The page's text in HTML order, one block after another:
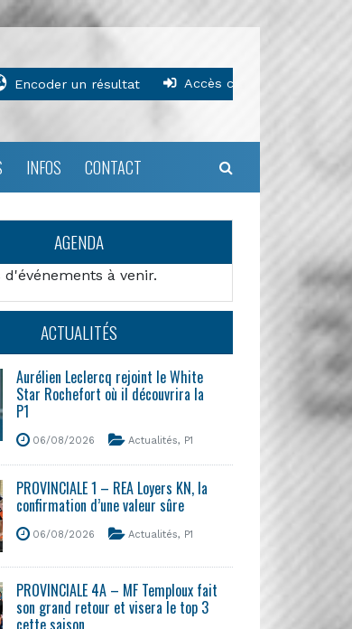
Encoder un résultat Accès clubs
INFOS CONTACT
AGENDA
d'événements à venir.
ACTUALITÉS
Aurélien Leclercq rejoint le White
Star Rochefort où il découvrira la
P1
06/08/2026 Actualités, P1
PROVINCIALE 1 – REA Loyers KN, la
confirmation d’une valeur sûre
06/08/2026 Actualités, P1
PROVINCIALE 4A – MF Temploux fait
son grand retour et visera le top 3
cette saison